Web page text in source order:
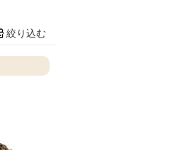
絞り込む